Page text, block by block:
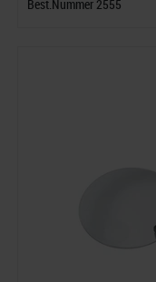
Best.Nummer 2555